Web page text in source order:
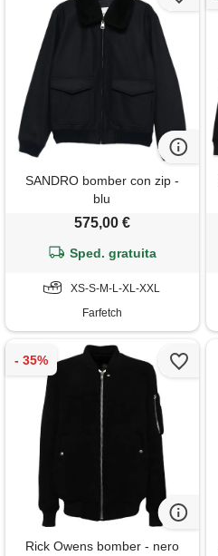
SANDRO bomber con zip -
blu
575,00 €
Sped. gratuita
XS-S-M-L-XL-XXL
Farfetch
Rick Owens bomber - nero